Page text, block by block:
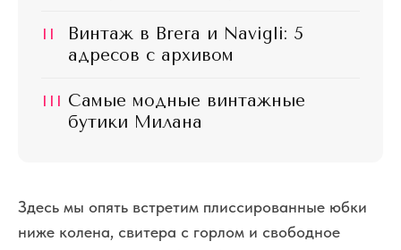
II
Винтаж в Brera и Navigli: 5
адресов с архивом
III Самые модные винтажные
бутики Милана
Здесь мы опять встретим плиссированные юбки
ниже колена, свитера с горлом и свободное